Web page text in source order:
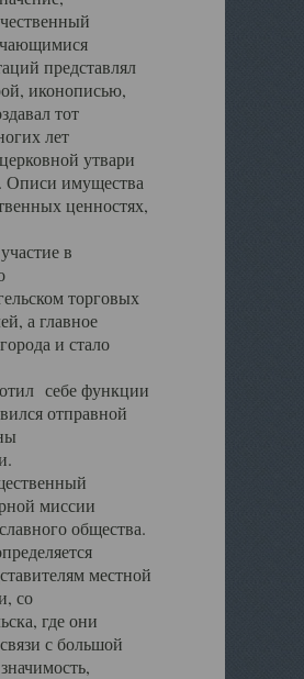
представлял
иконописью,
тот
лет
утвари
Описи имущества
ценностях,
в
торговых
а главное
и стало
себе функции
отправной
миссии
общества.
местной
со
где они
с большой